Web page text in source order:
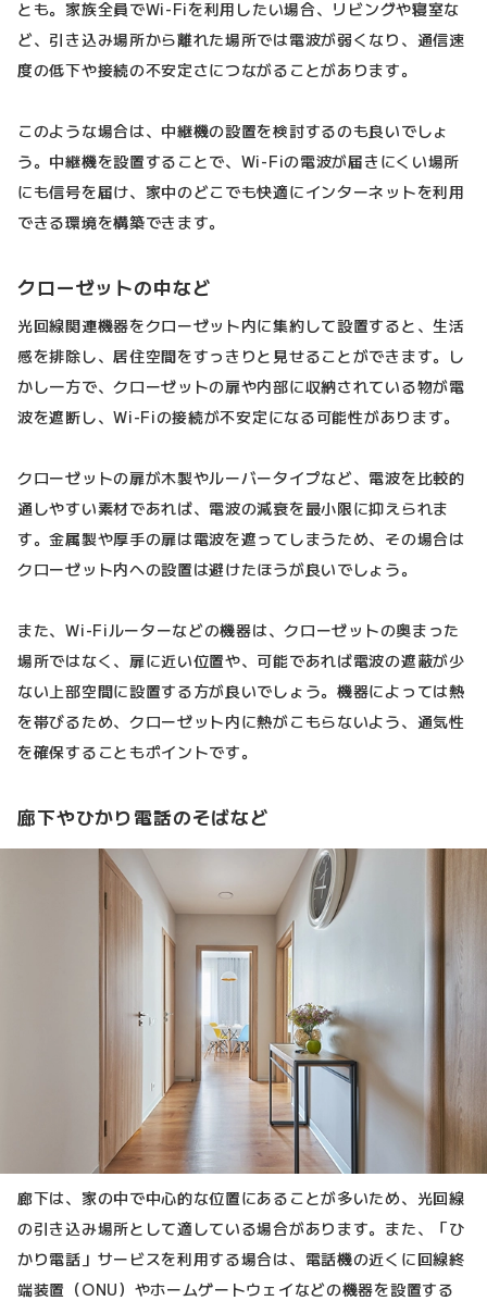
とも。家族全員でWi-Fiを利用したい場合、リビングや寝室な
ど、引き込み場所から離れた場所では電波が弱くなり、通信速
度の低下や接続の不安定さにつながることがあります。
このような場合は、中継機の設置を検討するのも良いでしょ
う。中継機を設置することで、Wi-Fiの電波が届きにくい場所
にも信号を届け、家中のどこでも快適にインターネットを利用
できる環境を構築できます。
クローゼットの中など
光回線関連機器をクローゼット内に集約して設置すると、生活
感を排除し、居住空間をすっきりと見せることができます。し
かし一方で、クローゼットの扉や内部に収納されている物が電
波を遮断し、Wi-Fiの接続が不安定になる可能性があります。
クローゼットの扉が木製やルーバータイプなど、電波を比較的
通しやすい素材であれば、電波の減衰を最小限に抑えられま
す。金属製や厚手の扉は電波を遮ってしまうため、その場合は
クローゼット内への設置は避けたほうが良いでしょう。
また、Wi-Fiルーターなどの機器は、クローゼットの奥まった
場所ではなく、扉に近い位置や、可能であれば電波の遮蔽が少
ない上部空間に設置する方が良いでしょう。機器によっては熱
を帯びるため、クローゼット内に熱がこもらないよう、通気性
を確保することもポイントです。
廊下やひかり電話のそばなど
廊下は、家の中で中心的な位置にあることが多いため、光回線
の引き込み場所として適している場合があります。また、「ひ
かり電話」サービスを利用する場合は、電話機の近くに回線終
端装置（ONU）やホームゲートウェイなどの機器を設置する